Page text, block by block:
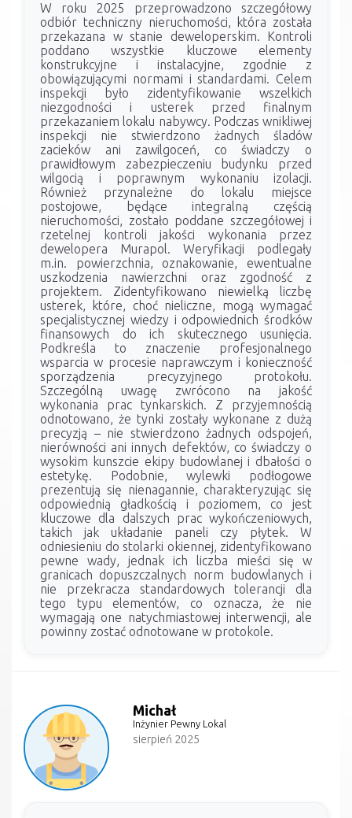
W roku 2025 przeprowadzono szczegółowy
odbiór techniczny nieruchomości, która została
przekazana w stanie deweloperskim. Kontroli
poddano wszystkie kluczowe elementy
konstrukcyjne i instalacyjne, zgodnie z
obowiązującymi normami i standardami. Celem
inspekcji było zidentyfikowanie wszelkich
niezgodności i usterek przed finalnym
przekazaniem lokalu nabywcy. Podczas wnikliwej
inspekcji nie stwierdzono żadnych śladów
zacieków ani zawilgoceń, co świadczy o
prawidłowym zabezpieczeniu budynku przed
wilgocią i poprawnym wykonaniu izolacji.
Również przynależne do lokalu miejsce
postojowe, będące integralną częścią
nieruchomości, zostało poddane szczegółowej i
rzetelnej kontroli jakości wykonania przez
dewelopera Murapol. Weryfikacji podlegały
m.in. powierzchnia, oznakowanie, ewentualne
uszkodzenia nawierzchni oraz zgodność z
projektem. Zidentyfikowano niewielką liczbę
usterek, które, choć nieliczne, mogą wymagać
specjalistycznej wiedzy i odpowiednich środków
finansowych do ich skutecznego usunięcia.
Podkreśla to znaczenie profesjonalnego
wsparcia w procesie naprawczym i konieczność
sporządzenia precyzyjnego protokołu.
Szczególną uwagę zwrócono na jakość
wykonania prac tynkarskich. Z przyjemnością
odnotowano, że tynki zostały wykonane z dużą
precyzją – nie stwierdzono żadnych odspojeń,
nierówności ani innych defektów, co świadczy o
wysokim kunszcie ekipy budowlanej i dbałości o
estetykę. Podobnie, wylewki podłogowe
prezentują się nienagannie, charakteryzując się
odpowiednią gładkością i poziomem, co jest
kluczowe dla dalszych prac wykończeniowych,
takich jak układanie paneli czy płytek. W
odniesieniu do stolarki okiennej, zidentyfikowano
pewne wady, jednak ich liczba mieści się w
granicach dopuszczalnych norm budowlanych i
nie przekracza standardowych tolerancji dla
tego typu elementów, co oznacza, że nie
wymagają one natychmiastowej interwencji, ale
powinny zostać odnotowane w protokole.
Michał
Inżynier Pewny Lokal
sierpień 2025